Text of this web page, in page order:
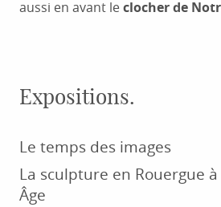
aussi en avant leclocher de
Expositions.
Le temps des images
La sculpture en Rouergue
Âge